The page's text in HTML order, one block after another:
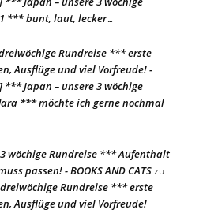
*** bunt, laut, lecker…
Rundreise *** erste
Ausflüge und viel Vorfreude! -
*** Japan – unsere 3 wöchige
*** möchte ich gerne nochmal
wöchige Rundreise *** Aufenthalt
passen! - BOOKS AND CATSzu
Rundreise *** erste
Ausflüge und viel Vorfreude!